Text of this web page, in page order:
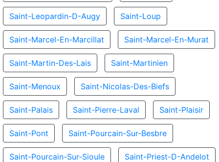
Saint-Leopardin-D-Augy Saint-Loup
Saint-Marcel-En-Marcillat Saint-Marcel-En-Murat
Saint-Martin-Des-Lais Saint-Martinien
Saint-Menoux Saint-Nicolas-Des-Biefs
Saint-Palais Saint-Pierre-Laval Saint-Plaisir
Saint-Pont Saint-Pourcain-Sur-Besbre
Saint-Pourcain-Sur-Sioule Saint-Priest-D-Andelot